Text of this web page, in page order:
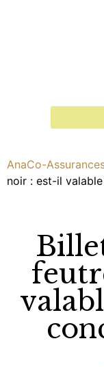
AnaCo-
noir : est-il